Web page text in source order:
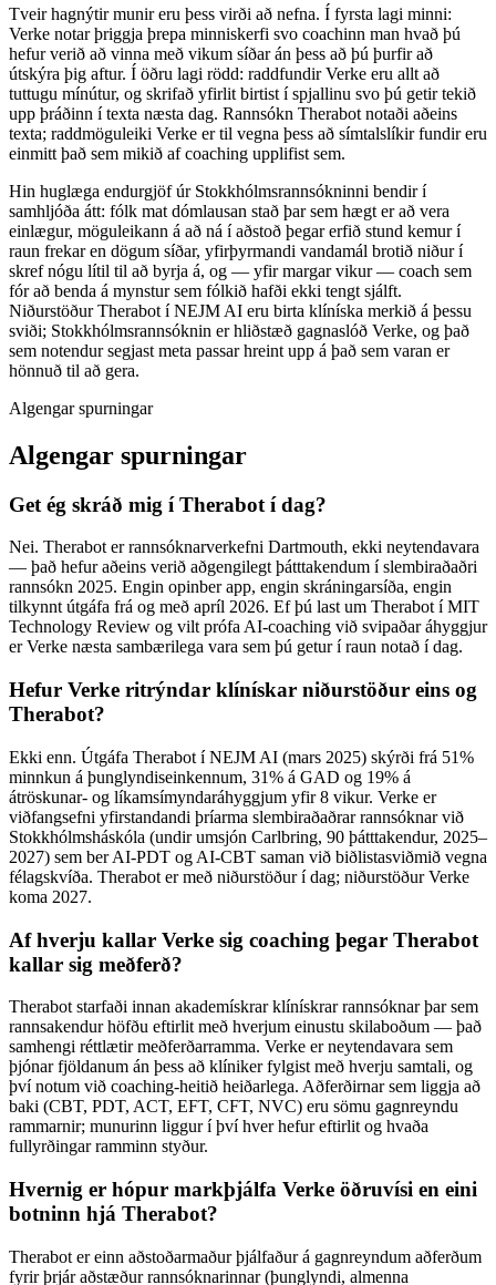
Tveir hagnýtir munir eru þess virði að nefna. Í fyrsta lagi minni:
Verke notar þriggja þrepa minniskerfi svo coachinn man hvað þú
hefur verið að vinna með vikum síðar án þess að þú þurfir að
útskýra þig aftur. Í öðru lagi rödd: raddfundir Verke eru allt að
tuttugu mínútur, og skrifað yfirlit birtist í spjallinu svo þú getir tekið
upp þráðinn í texta næsta dag. Rannsókn Therabot notaði aðeins
texta; raddmöguleiki Verke er til vegna þess að símtalslíkir fundir eru
einmitt það sem mikið af coaching upplifist sem.
Hin huglæga endurgjöf úr Stokkhólmsrannsókninni bendir í
samhljóða átt: fólk mat dómlausan stað þar sem hægt er að vera
einlægur, möguleikann á að ná í aðstoð þegar erfið stund kemur í
raun frekar en dögum síðar, yfirþyrmandi vandamál brotið niður í
skref nógu lítil til að byrja á, og — yfir margar vikur — coach sem
fór að benda á mynstur sem fólkið hafði ekki tengt sjálft.
Niðurstöður Therabot í NEJM AI eru birta klíníska merkið á þessu
sviði; Stokkhólmsrannsóknin er hliðstæð gagnaslóð Verke, og það
sem notendur segjast meta passar hreint upp á það sem varan er
hönnuð til að gera.
Algengar spurningar
Algengar spurningar
Get ég skráð mig í Therabot í dag?
Nei. Therabot er rannsóknarverkefni Dartmouth, ekki neytendavara
— það hefur aðeins verið aðgengilegt þátttakendum í slembiraðaðri
rannsókn 2025. Engin opinber app, engin skráningarsíða, engin
tilkynnt útgáfa frá og með apríl 2026. Ef þú last um Therabot í MIT
Technology Review og vilt prófa AI-coaching við svipaðar áhyggjur
er Verke næsta sambærilega vara sem þú getur í raun notað í dag.
Hefur Verke ritrýndar klínískar niðurstöður eins og
Therabot?
Ekki enn. Útgáfa Therabot í NEJM AI (mars 2025) skýrði frá 51%
minnkun á þunglyndiseinkennum, 31% á GAD og 19% á
átröskunar- og líkamsímyndaráhyggjum yfir 8 vikur. Verke er
viðfangsefni yfirstandandi þríarma slembiraðaðrar rannsóknar við
Stokkhólmsháskóla (undir umsjón Carlbring, 90 þátttakendur, 2025–
2027) sem ber AI-PDT og AI-CBT saman við biðlistasviðmið vegna
félagskvíða. Therabot er með niðurstöður í dag; niðurstöður Verke
koma 2027.
Af hverju kallar Verke sig coaching þegar Therabot
kallar sig meðferð?
Therabot starfaði innan akademískrar klínískrar rannsóknar þar sem
rannsakendur höfðu eftirlit með hverjum einustu skilaboðum — það
samhengi réttlætir meðferðarramma. Verke er neytendavara sem
þjónar fjöldanum án þess að klíniker fylgist með hverju samtali, og
því notum við coaching-heitið heiðarlega. Aðferðirnar sem liggja að
baki (CBT, PDT, ACT, EFT, CFT, NVC) eru sömu gagnreyndu
rammarnir; munurinn liggur í því hver hefur eftirlit og hvaða
fullyrðingar ramminn styður.
Hvernig er hópur markþjálfa Verke öðruvísi en eini
botninn hjá Therabot?
Therabot er einn aðstoðarmaður þjálfaður á gagnreyndum aðferðum
fyrir þrjár aðstæður rannsóknarinnar (þunglyndi, almenna